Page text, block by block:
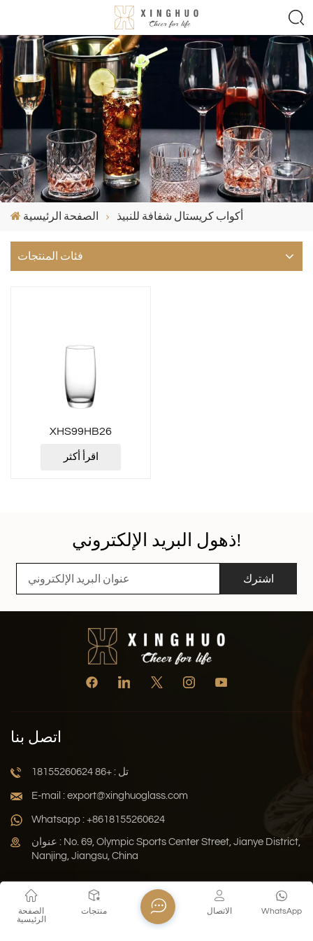
الصفحة الرئيسية أكواب كريستال شفافة للنبيذ
فئات المنتجات
XHS99HB26
اقرأ أكثر
ذهول البريد الإلكتروني!
اشترك
اتصل بنا
تل : +86 18155260624
E-mail : export@xinghuoglass.com
Whatsapp : +8618155260624
عنوان : No. 69, Olympic Sports Center Street, Jianye District,
Nanjing, Jiangsu, China
Xml سياسة الخصوصية المدونة
خريطة الموقع
حقوق النشر © 2026 Jiangsu Xinghuo Technology Co., Ltd. جميع
الصفحة
الرئيسية
منتجات WhatsApp الاتصال